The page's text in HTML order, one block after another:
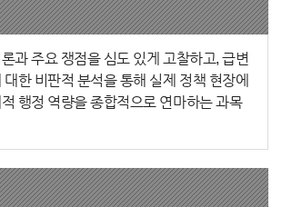
과 주요 쟁점을 심도 있게 고찰하고, 급변
한 비판적 분석을 통해 실제 정책 현장에
행정 역량을 종합적으로 연마하는 과목